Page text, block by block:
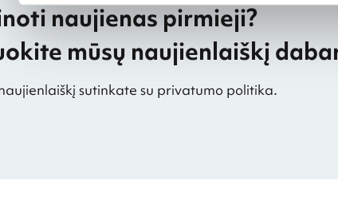
naujienas pirmieji?
mūsų naujienlaiškį
sutinkate su privatumo politika.